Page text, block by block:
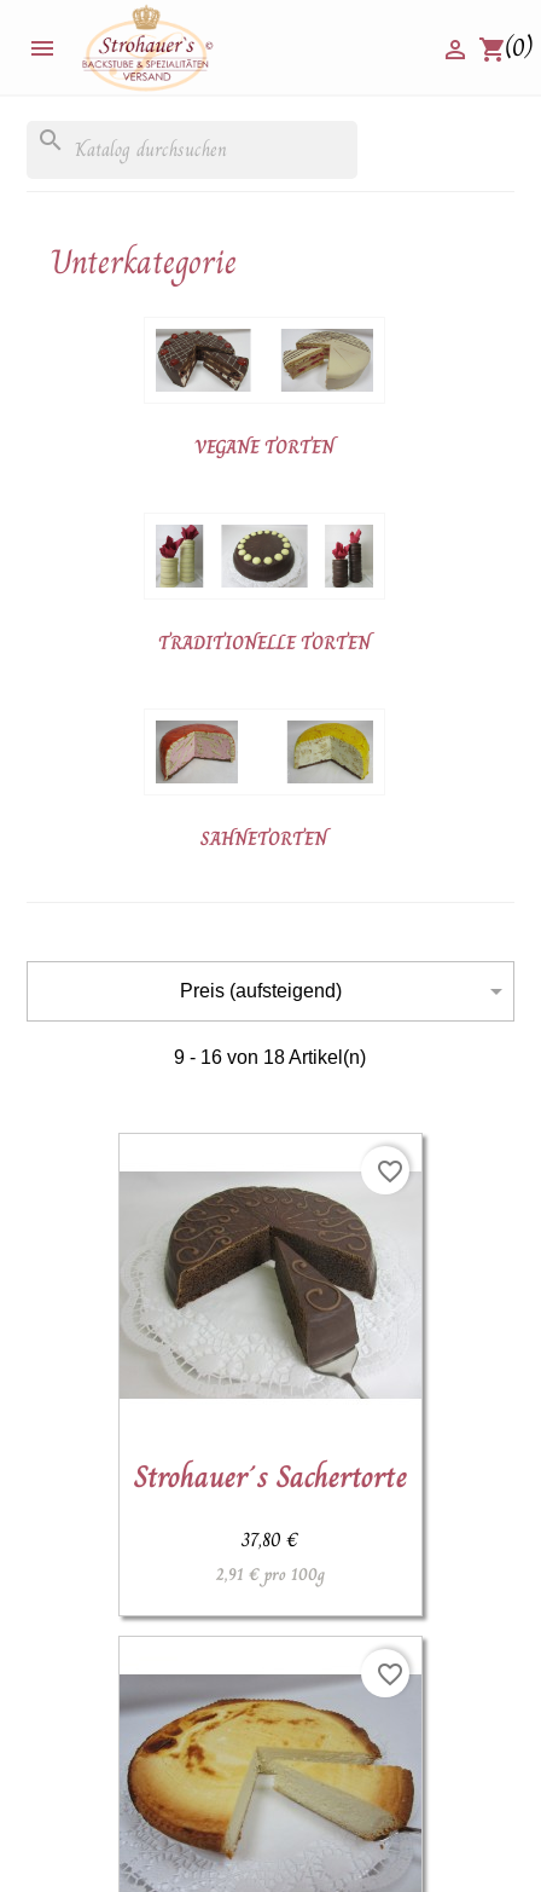
 shopping_cart(0)

search
Unterkategorie
VEGANE TORTEN
TRADITIONELLE TORTEN
SAHNETORTEN
Preis (aufsteigend) 
9 - 16 von 18 Artikel(n)
Strohauer´s Sachertorte
37,80 €
2,91 € pro 100g
favorite_border
favorite_border